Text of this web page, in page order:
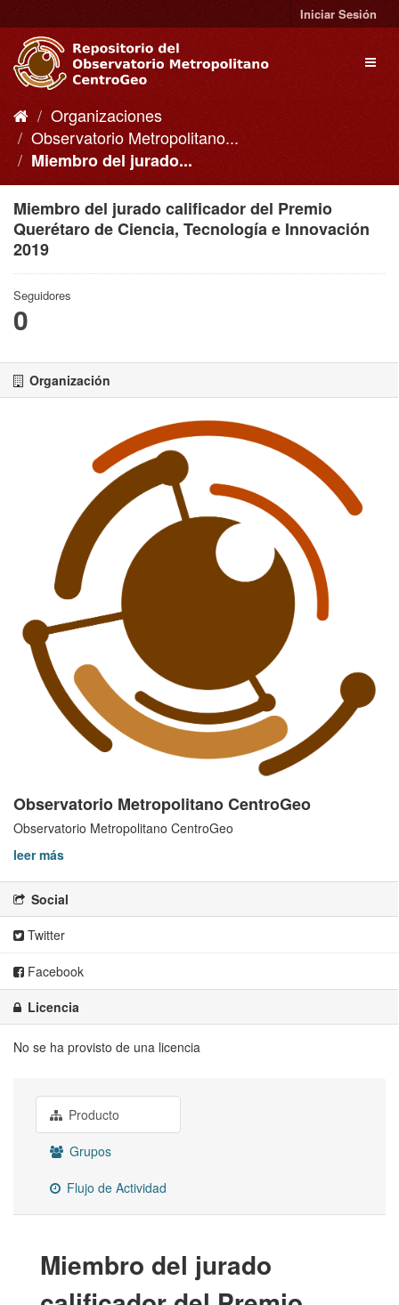
al
contenido
Iniciar Sesión
Organizaciones
Observatorio Metropolitano...
Miembro del jurado...
Miembro del jurado calificador del Premio
Querétaro de Ciencia, Tecnología e Innovación
2019
Seguidores
0
Organización
Observatorio Metropolitano CentroGeo
Observatorio Metropolitano CentroGeo
leer más
Social
Twitter
Facebook
Licencia
No se ha provisto de una licencia
Producto
Grupos
Flujo de Actividad
Miembro del jurado